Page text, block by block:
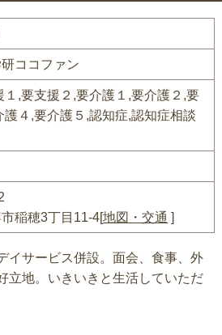
ココファン
１,要支援２,要介護１,要介護２,要
護４,要介護５,認知症,認知症相談
稲穂3丁目11-4[地図・交通 ]
イサービス併設。面会、食事、外
立地。いきいきと生活していただ